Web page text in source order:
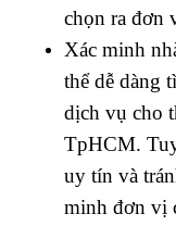
chọn ra đơn
Xác minh
thể dễ dàng
dịch vụ cho
TpHCM.
uy tín và
minh đơn vị